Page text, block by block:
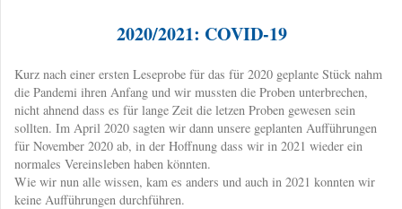
2020/2021: COVID-19
​Kurz nach einer ersten Leseprobe für das für 2020 geplante Stück nahm
die Pandemi ihren Anfang und wir mussten die Proben unterbrechen,
nicht ahnend dass es für lange Zeit die letzen Proben gewesen sein
sollten. Im April 2020 sagten wir dann unsere geplanten Aufführungen
für November 2020 ab, in der Hoffnung dass wir in 2021 wieder ein
normales Vereinsleben haben könnten.
Wie wir nun alle wissen, kam es anders und auch in 2021 konnten wir
keine Aufführungen durchführen.